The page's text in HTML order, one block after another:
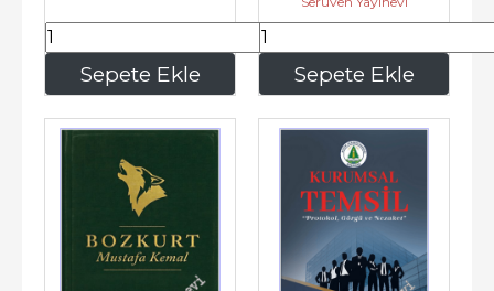
Sepete Ekle
296,40 Sepete Ekle
Dokuz Resmi...
160,80